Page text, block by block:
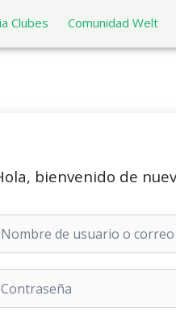
Clubes Comunidad Welt
bienvenido de